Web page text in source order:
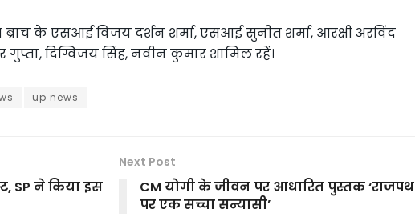
ब्राच के एसआई विजय दर्शन शर्मा, एसआई सुनीत शर्मा, आरक्षी अरविंद
दिग्विजय सिंह, नवीन कुमार शामिल रहें।
up news
SP ने किया इस
Next Post
CM योगी के जीवन पर आधारित पुस्तक ‘राजपथ
पर एक सच्चा सन्यासी’